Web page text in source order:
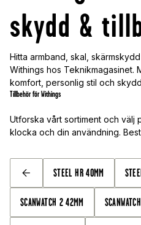
skydd &
Hitta armband, skal,
Withings hos Teknikmagasinet.
komfort, personlig stil och
Tillbehör för Withings
Utforska vårt sortiment och välj
klocka och din användning.
TILLBAKA
STEEL HR 40MM
SCANWATCH 2 42MM